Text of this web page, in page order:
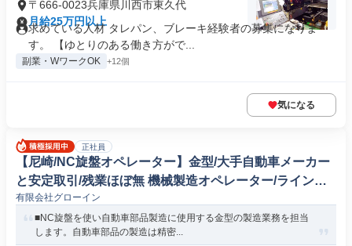
〒666-0023兵庫県川西市東久代
月給25万円以上
求めている人材 タレパン、ブレーキ経験者の募集になりま
す。 【ゆとりのある働き方がで...
副業・WワークOK +12個
気になる
正社員
【尼崎/NC旋盤オペレーター】金型/大手自動車メーカー
と安定取引/残業ほぼ無 機械製造オペレーター/ラインマ
ネージャー
有限会社グローイン
■NC旋盤を使い自動車部品製造に使用する金型の製造業務を担当
します。自動車部品の製造は精密...